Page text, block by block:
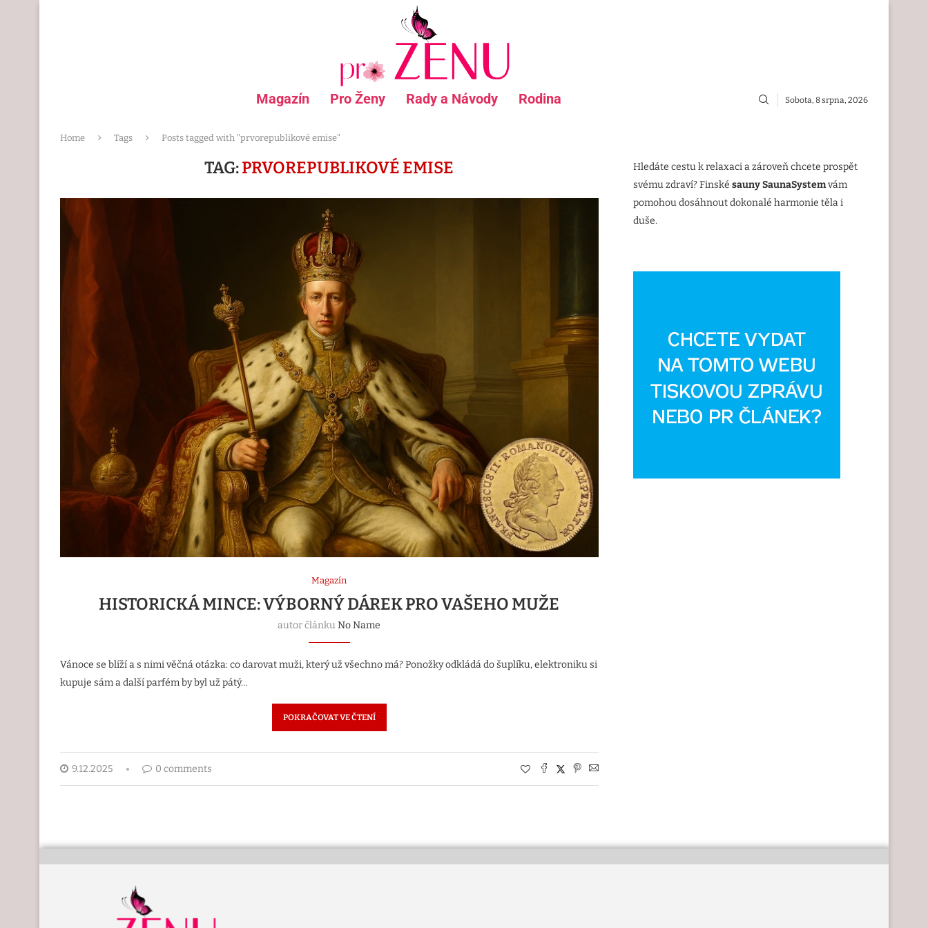
Magazín Pro Ženy Rady a Návody Rodina Sobota, 8 srpna, 2026
Home Tags Posts tagged with "prvorepublikové emise"
TAG:PRVOREPUBLIKOVÉ EMISE
Magazín
HISTORICKÁ MINCE: VÝBORNÝ DÁREK PRO VAŠEHO MUŽE
autor článkuNo Name
Vánoce se blíží a s nimi věčná otázka: co darovat muži, který už všechno má? Ponožky odkládá do šuplíku, elektroniku si
kupuje sám a další parfém by byl už pátý…
POKRAČOVAT VE ČTENÍ
9.12.2025 0 comments
Hledáte cestu k relaxaci a zároveň chcete prospět
svému zdraví? Finské sauny SaunaSystemvám
pomohou dosáhnout dokonalé harmonie těla i
duše.